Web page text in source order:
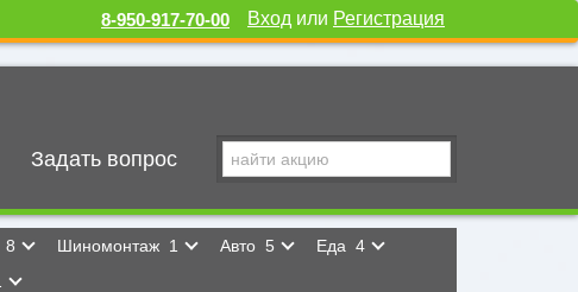
Вход или Регистрация
8-950-917-70-00
Задать вопрос
8 Шиномонтаж 1 Авто 5 Еда 4